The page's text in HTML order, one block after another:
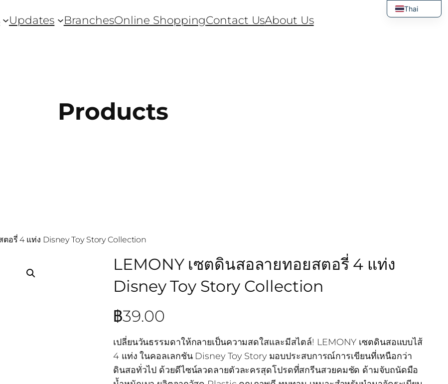
Updates BranchesOnline ShoppingContact UsAbout Us
Products
อรี่ 4 แท่ง Disney Toy Story Collection
LEMONY เซตดินสอลายทอยสตอรี่ 4 แท่ง
Disney Toy Story Collection
฿39.00
เปลี่ยนวันธรรมดาให้กลายเป็นความสดใสและมีสไตล์! LEMONY เซตดินสอแบบไส้
4 แท่ง ในคอลเลกชัน Disney Toy Story มอบประสบการณ์การเขียนที่เหนือกว่า
ดินสอทั่วไป ด้วยดีไซน์ลวดลายตัวละครสุดโปรดที่สกรีนสวยคมชัด ด้ามจับถนัดมือ
Thai